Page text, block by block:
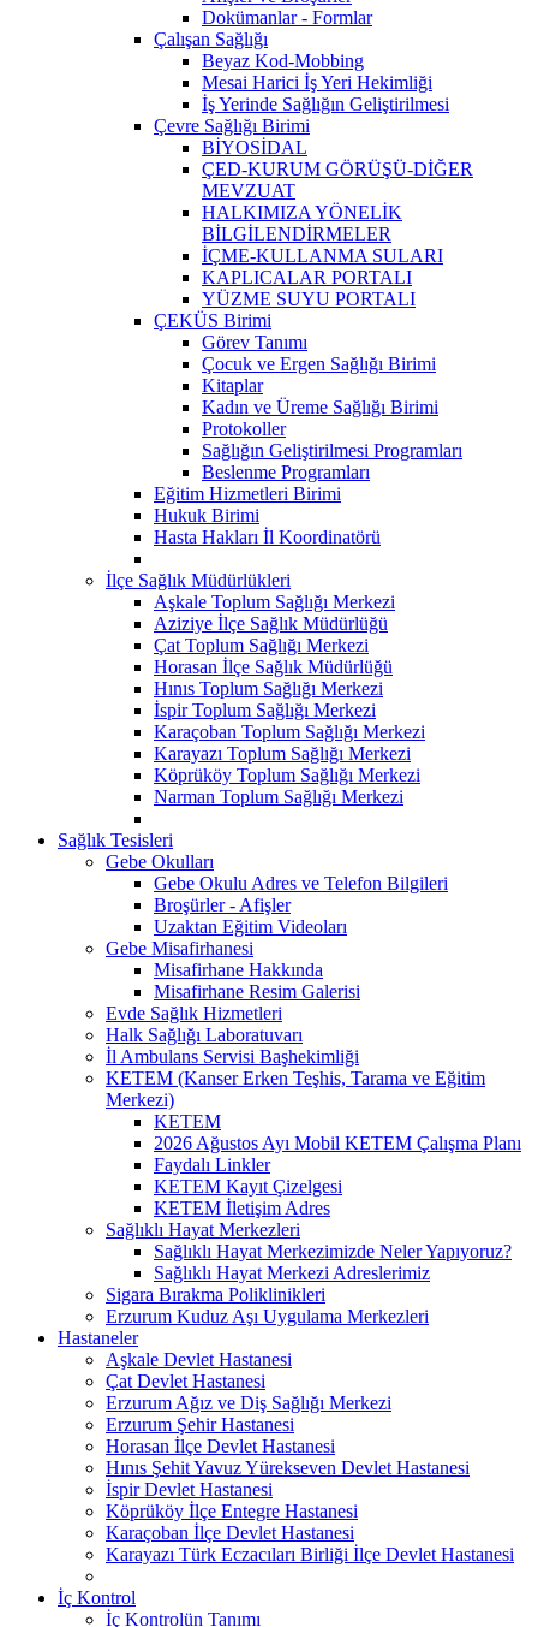
Dokümanlar - Formlar
Çalışan Sağlığı
Beyaz Kod-Mobbing
Mesai Harici İş Yeri Hekimliği
İş Yerinde Sağlığın Geliştirilmesi
Çevre Sağlığı Birimi
BİYOSİDAL
ÇED-KURUM GÖRÜŞÜ-DİĞER
MEVZUAT
HALKIMIZA YÖNELİK
BİLGİLENDİRMELER
İÇME-KULLANMA SULARI
KAPLICALAR PORTALI
YÜZME SUYU PORTALI
ÇEKÜS Birimi
Görev Tanımı
Çocuk ve Ergen Sağlığı Birimi
Kitaplar
Kadın ve Üreme Sağlığı Birimi
Protokoller
Sağlığın Geliştirilmesi Programları
Beslenme Programları
Eğitim Hizmetleri Birimi
Hukuk Birimi
Hasta Hakları İl Koordinatörü
İlçe Sağlık Müdürlükleri
Aşkale Toplum Sağlığı Merkezi
Aziziye İlçe Sağlık Müdürlüğü
Çat Toplum Sağlığı Merkezi
Horasan İlçe Sağlık Müdürlüğü
Hınıs Toplum Sağlığı Merkezi
İspir Toplum Sağlığı Merkezi
Karaçoban Toplum Sağlığı Merkezi
Karayazı Toplum Sağlığı Merkezi
Köprüköy Toplum Sağlığı Merkezi
Narman Toplum Sağlığı Merkezi
Sağlık Tesisleri
Gebe Okulları
Gebe Okulu Adres ve Telefon Bilgileri
Broşürler - Afişler
Uzaktan Eğitim Videoları
Gebe Misafirhanesi
Misafirhane Hakkında
Misafirhane Resim Galerisi
Evde Sağlık Hizmetleri
Halk Sağlığı Laboratuvarı
İl Ambulans Servisi Başhekimliği
KETEM (Kanser Erken Teşhis, Tarama ve Eğitim
Merkezi)
KETEM
2026 Ağustos Ayı Mobil KETEM Çalışma Planı
Faydalı Linkler
KETEM Kayıt Çizelgesi
KETEM İletişim Adres
Sağlıklı Hayat Merkezleri
Sağlıklı Hayat Merkezimizde Neler Yapıyoruz?
Sağlıklı Hayat Merkezi Adreslerimiz
Sigara Bırakma Poliklinikleri
Erzurum Kuduz Aşı Uygulama Merkezleri
Hastaneler
Aşkale Devlet Hastanesi
Çat Devlet Hastanesi
Erzurum Ağız ve Diş Sağlığı Merkezi
Erzurum Şehir Hastanesi
Horasan İlçe Devlet Hastanesi
Hınıs Şehit Yavuz Yürekseven Devlet Hastanesi
İspir Devlet Hastanesi
Köprüköy İlçe Entegre Hastanesi
Karaçoban İlçe Devlet Hastanesi
Karayazı Türk Eczacıları Birliği İlçe Devlet Hastanesi
İç Kontrol
İç Kontrolün Tanımı